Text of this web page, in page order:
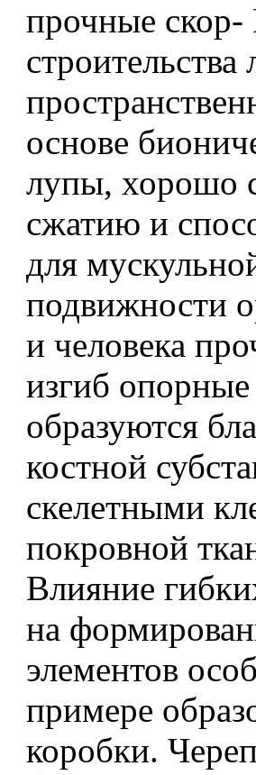
прочные
строительства
основе
лупы, хорошо
сжатию и
для
подвижности
и человека
изгиб опорные
образуются
костной
скелетными
покровной
Влияние
на
элементов
примере
коробки.